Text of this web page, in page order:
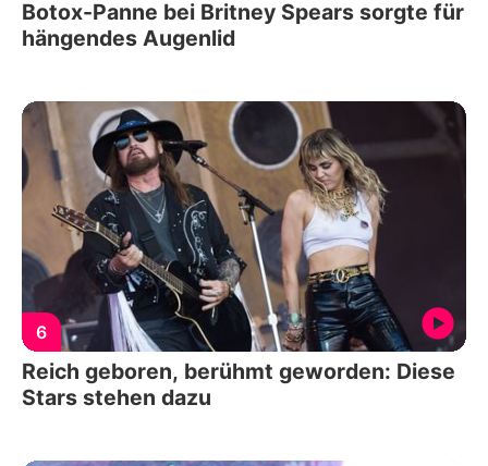
Botox-Panne bei Britney Spears sorgte für
hängendes Augenlid
6
Reich geboren, berühmt geworden: Diese
Stars stehen dazu